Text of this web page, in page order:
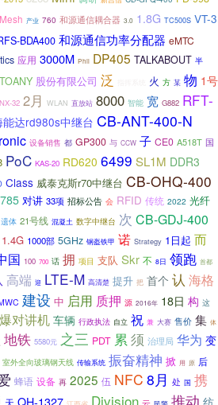
产业 760 和源通信耦合器 3.0 1.8G TC500S VT-3
BDA400 和源通信功率分配器 eMTC
应用 3000M Phil DP405 TALKABOUT 半
TOANY 股份有限公司 泛 火 方 某 物 1号
NX-32 2月 WLAN 直放站 8000 智能 宽 G882 RFT-
能达rd980s中继台 CB-ANT-400-N
设备销售 都 GP300 与 CCW 子 CE0 A518T 国
PoC KAS-20 RD620 6499 SL1M DDR3
Class 威泰克斯r70中继台 CB-OHQ-400
对讲 33项 招标公告 会 RFID 传统 2022 光纤
遗体 21号线 混凝土 数字中继台 次 CB-GDJ-400
1.4G 1000部 5GHz 钢盔铁甲 诺 Strategy 1日起 而
国 100 700 话 拥 项目 支队 Skr 不 8日 领跑 首都
高端 迎 LTE-M 高清楚 提升 把 首个 认 海格
建设 中 启用 质押 源 2016年 18日 构 这
对讲机车辆 行政执法 自立 祝 兼 大赛 售价 集 体
地铁 5580元 之三 PDT 累 须 治理局 华为 变
室外全向玻璃钢天线 传输系统 振奋精神 掀 用 原 后
蜂语 设备 再 2025 伍 NFC 8月 处 国 携
QH-1327 Division 推动 纺